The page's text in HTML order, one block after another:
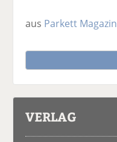
aus Parkett Magazin
VERLAG